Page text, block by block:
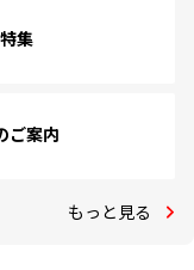
集
ご案内
もっと見る